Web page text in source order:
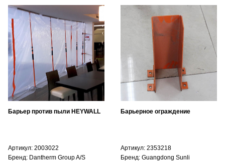
Барьер против пыли HEYWALL
Артикул: 2003022
Бренд: Dantherm Group A/S
Барьерное ограждение
Артикул: 2353218
Бренд: Guangdong Sunli